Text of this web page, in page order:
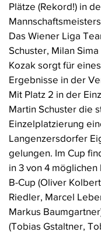
Plätze (Rekord!) in
Das Wiener Liga
Schuster, Milan
Kozak sorgt für
Ergebnisse in der
Mit Platz 2 in der
Martin Schuster die
Einzelplatzierung
Langenzersdorfer
gelungen. Im Cup
in 3 von 4
B-Cup (Oliver
Riedler, Marcel
Markus
(Tobias Gstaltner,